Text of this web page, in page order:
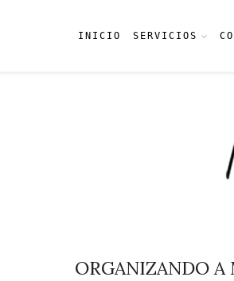
INICIO SERVICIOS
ORGANIZANDO A